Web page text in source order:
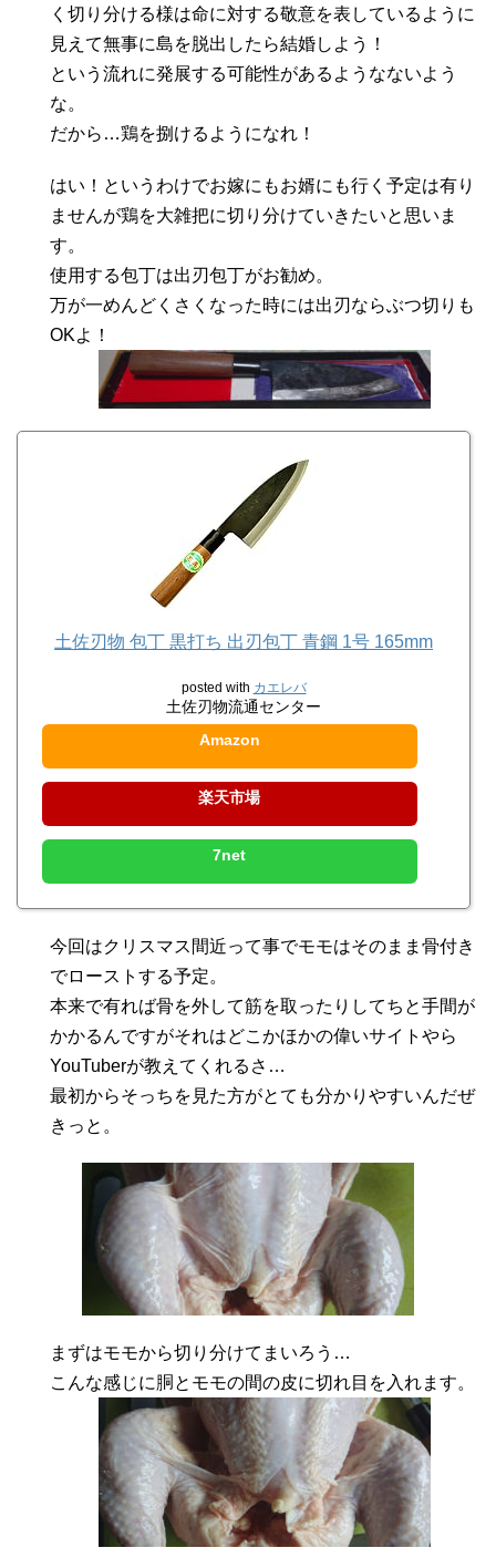
く切り分ける様は命に対する敬意を表しているように
見えて無事に島を脱出したら結婚しよう！
という流れに発展する可能性があるようなないよう
な。
だから…鶏を捌けるようになれ！
はい！というわけでお嫁にもお婿にも行く予定は有り
ませんが鶏を大雑把に切り分けていきたいと思いま
す。
使用する包丁は出刃包丁がお勧め。
万が一めんどくさくなった時には出刃ならぶつ切りも
OKよ！
土佐刃物 包丁 黒打ち 出刃包丁 青鋼 1号 165mm
posted with カエレバ
土佐刃物流通センター
Amazon
楽天市場
7net
今回はクリスマス間近って事でモモはそのまま骨付き
でローストする予定。
本来で有れば骨を外して筋を取ったりしてちと手間が
かかるんですがそれはどこかほかの偉いサイトやら
YouTuberが教えてくれるさ…
最初からそっちを見た方がとても分かりやすいんだぜ
きっと。
まずはモモから切り分けてまいろう…
こんな感じに胴とモモの間の皮に切れ目を入れます。